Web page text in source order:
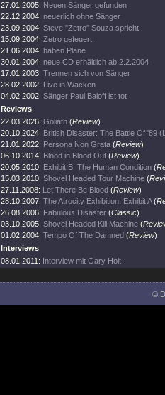
27.01.2005: Neuen Sänger gefunden
22.12.2004: neuerlich ohne Sänger
23.09.2004: Steve "Zetro" Souza spricht
15.09.2004: Zetro gefeuert
21.06.2004: haben Pläne
30.01.2004: neue CD erhältlich ab 2.2.2004
17.01.2003: Trennen sich von Sänger
28.02.2002: Live in Wacken
04.02.2002: Sänger Paul Baloff ist tot
Reviews
22.03.2026: Goliath (Review)
20.10.2024: British Disaster: The Battle Of '89
21.01.2022: Persona Non Grata (Review)
06.10.2014: Blood in Blood Out (Review)
20.05.2010: Exhibit B: The Human Condition (
15.03.2010: Shovel Headed Tour Machine (
27.11.2008: Let There Be Blood (Review)
28.10.2007: The Atrocity Exhibition: Exhibit A(
26.08.2006: Fabulous Disaster (Classic)
03.10.2005: Shovel Headed Kill Machine (
01.02.2004: Tempo Of The Damned (Review)
Interviews
08.01.2011: Interview mit Gary Holt
©